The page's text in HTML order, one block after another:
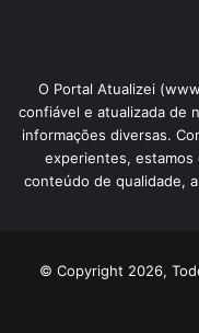
O Portal Atualizei
confiável e atualizada de
informações diversas.
experientes, estamos
conteúdo de qualidade,
© Copyright 2026,